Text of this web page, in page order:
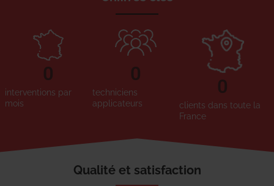
interventions par
mois
0
techniciens
applicateurs
0
clients dans toute la
France
0
Qualité et satisfaction